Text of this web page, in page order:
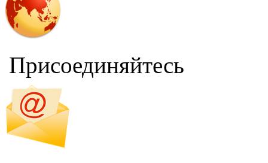
Присоединяйтесь